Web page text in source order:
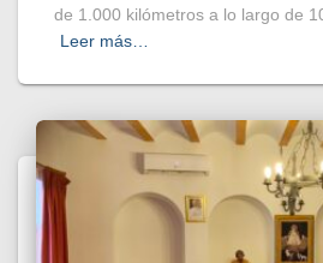
de 1.000 kilómetros a lo largo de
Leer más…